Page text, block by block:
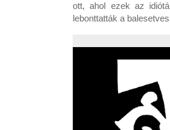
ott, ahol ezek az
lebonttatták a